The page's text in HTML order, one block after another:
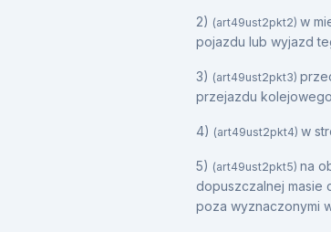
2) (art49ust2pkt2) w
pojazdu lub wyjazd
3) (art49ust2pkt3)
przejazdu
4) (art49ust2pkt4) w
5) (art49ust2pkt5) na
dopuszczalnej masie
poza wyznaczonymi